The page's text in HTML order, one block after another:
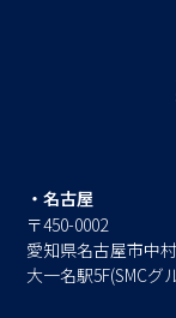
・名古屋
〒450-0002
愛知県名古屋市中
大一名駅5F(SMCグ